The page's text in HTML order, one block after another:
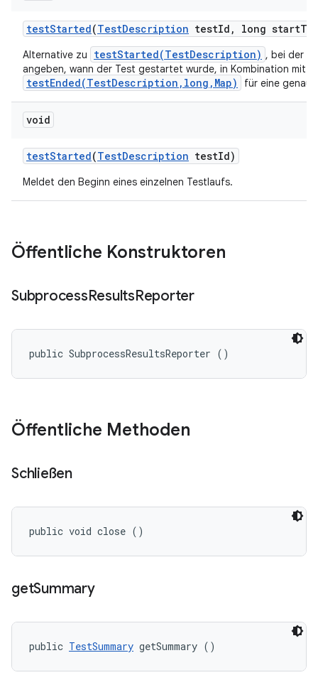
testStarted(TestDescription testId , long start
Alternative zu testStarted(TestDescription) , bei der
angeben, wann der Test gestartet wurde, in Kombination mit
testEnded(TestDescription,long,Map) für eine
void
testStarted(TestDescription testId)
Meldet den Beginn eines einzelnen Testlaufs.
Öffentliche Konstruktoren
SubprocessResultsReporter
public SubprocessResultsReporter ()
Öffentliche Methoden
Schließen
public void close ()
getSummary
public TestSummary getSummary ()